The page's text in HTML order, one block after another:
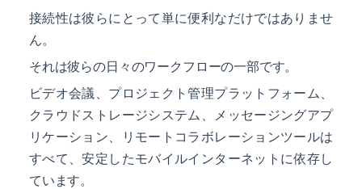
接続性は彼らにとって単に便利なだけではありませ
ん。
それは彼らの日々のワークフローの一部です。
ビデオ会議、プロジェクト管理プラットフォーム、
クラウドストレージシステム、メッセージングアプ
リケーション、リモートコラボレーションツールは
すべて、安定したモバイルインターネットに依存し
ています。